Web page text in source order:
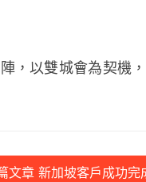
，以雙城會為契機
文章 新加坡客戶成功